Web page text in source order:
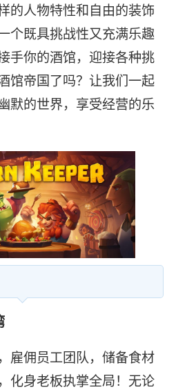
的人物特性和自由的装饰
个既具挑战性又充满乐趣
手你的酒馆，迎接各种挑
馆帝国了吗？让我们一起
默的世界，享受经营的乐
雇佣员工团队，储备食材
化身老板执掌全局！无论